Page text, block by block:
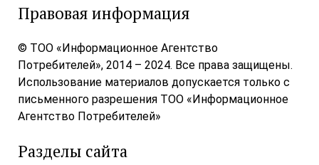
Правовая информация
© ТОО «Информационное Агентство
Потребителей», 2014 – 2024. Все права защищены.
Использование материалов допускается только с
письменного разрешения ТОО «Информационное
Агентство Потребителей»
Разделы сайта